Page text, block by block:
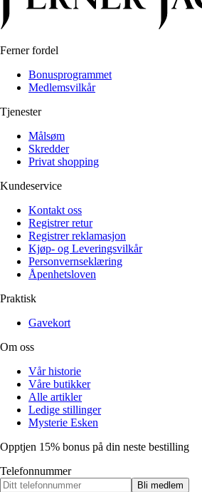
Ferner fordel
Bonusprogrammet
Medlemsvilkår
Tjenester
Målsøm
Skredder
Privat shopping
Kundeservice
Kontakt oss
Registrer retur
Registrer reklamasjon
Kjøp- og Leveringsvilkår
Personvernseklæring
Åpenhetsloven
Praktisk
Gavekort
Om oss
Vår historie
Våre butikker
Alle artikler
Ledige stillinger
Mysterie Esken
Opptjen 15% bonus på din neste bestilling
Telefonnummer
Bli medlem